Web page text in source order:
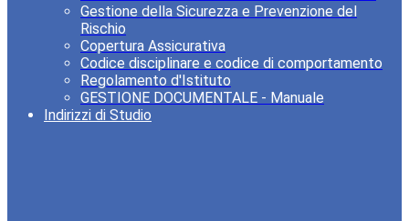
Gestione della Sicurezza e Prevenzione del
Rischio
Copertura Assicurativa
Codice disciplinare e codice di comportamento
Regolamento d'Istituto
GESTIONE DOCUMENTALE - Manuale
Indirizzi di Studio